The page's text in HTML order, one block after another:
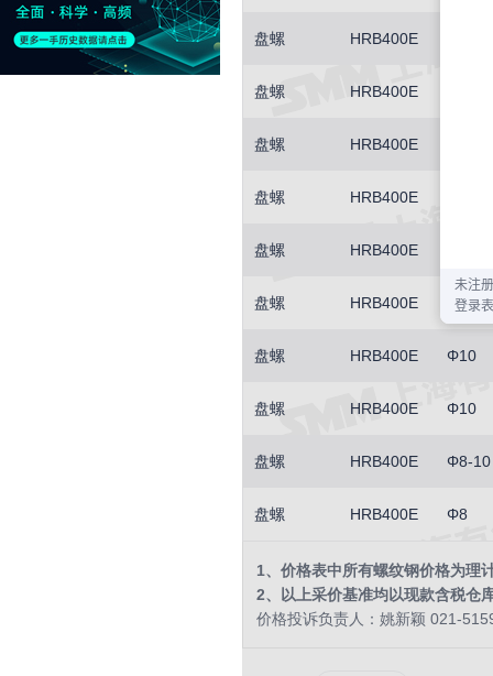
盘螺 HRB400E
盘螺 HRB400E
盘螺 HRB400E
盘螺 HRB400E
盘螺 HRB400E
盘螺 HRB400E Φ8-10
盘螺 HRB400E Φ10
盘螺 HRB400E Φ10
盘螺 HRB400E Φ8-10
盘螺 HRB400E Φ8
1、价格表中所有螺纹钢价格为理
2、以上采价基准均以现款含税仓
价格投诉负责人：姚新颖 021-